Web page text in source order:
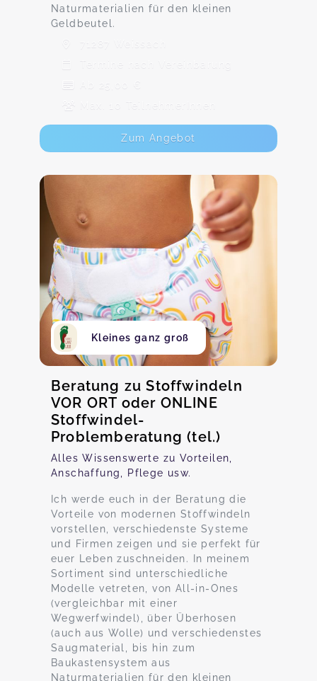
Naturmaterialien für den kleinen
Geldbeutel.
71287 Weissach
Termine nach Vereinbarung
Ab 25,00 €
Max. 10 TeilnehmerInnen
Zum Angebot
Kleines ganz groß
Beratung zu Stoffwindeln
VOR ORT oder ONLINE
Stoffwindel-
Problemberatung (tel.)
Alles Wissenswerte zu Vorteilen,
Anschaffung, Pflege usw.
Ich werde euch in der Beratung die
Vorteile von modernen Stoffwindeln
vorstellen, verschiedenste Systeme
und Firmen zeigen und sie perfekt für
euer Leben zuschneiden. In meinem
Sortiment sind unterschiedliche
Modelle vetreten, von All-in-Ones
(vergleichbar mit einer
Wegwerfwindel), über Überhosen
(auch aus Wolle) und verschiedenstes
Saugmaterial, bis hin zum
Baukastensystem aus
Naturmaterialien für den kleinen